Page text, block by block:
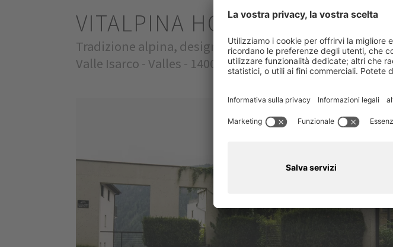
VITALPINA HOTEL VALSERHOF
Tradizione alpina, design moderno
Valle Isarco - Valles - 1400m